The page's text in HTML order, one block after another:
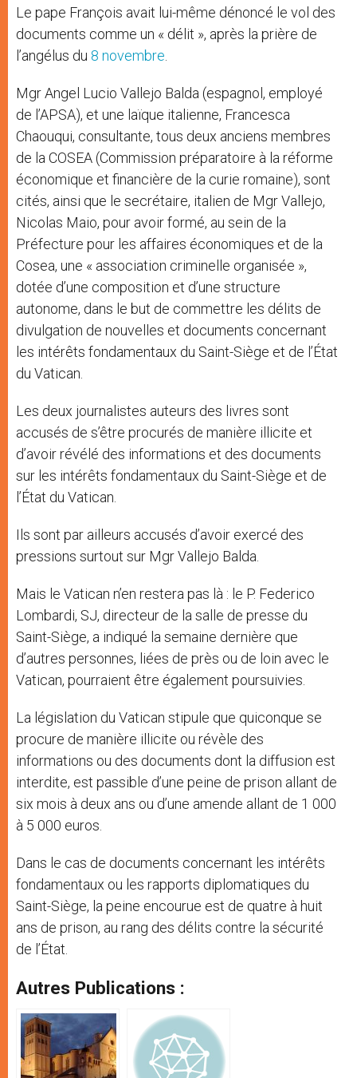
Le pape François avait lui-même dénoncé le vol des
documents comme un « délit », après la prière de
l’angélus du 8 novembre.
Mgr Angel Lucio Vallejo Balda (espagnol, employé
de l’APSA), et une laïque italienne, Francesca
Chaouqui, consultante, tous deux anciens membres
de la COSEA (Commission préparatoire à la réforme
économique et financière de la curie romaine), sont
cités, ainsi que le secrétaire, italien de Mgr Vallejo,
Nicolas Maio, pour avoir formé, au sein de la
Préfecture pour les affaires économiques et de la
Cosea, une « association criminelle organisée »,
dotée d’une composition et d’une structure
autonome, dans le but de commettre les délits de
divulgation de nouvelles et documents concernant
les intérêts fondamentaux du Saint-Siège et de l’État
du Vatican.
Les deux journalistes auteurs des livres sont
accusés de s’être procurés de manière illicite et
d’avoir révélé des informations et des documents
sur les intérêts fondamentaux du Saint-Siège et de
l’État du Vatican.
Ils sont par ailleurs accusés d’avoir exercé des
pressions surtout sur Mgr Vallejo Balda.
Mais le Vatican n’en restera pas là : le P. Federico
Lombardi, SJ, directeur de la salle de presse du
Saint-Siège, a indiqué la semaine dernière que
d’autres personnes, liées de près ou de loin avec le
Vatican, pourraient être également poursuivies.
La législation du Vatican stipule que quiconque se
procure de manière illicite ou révèle des
informations ou des documents dont la diffusion est
interdite, est passible d’une peine de prison allant de
six mois à deux ans ou d’une amende allant de 1 000
à 5 000 euros.
Dans le cas de documents concernant les intérêts
fondamentaux ou les rapports diplomatiques du
Saint-Siège, la peine encourue est de quatre à huit
ans de prison, au rang des délits contre la sécurité
de l’État.
Autres Publications :